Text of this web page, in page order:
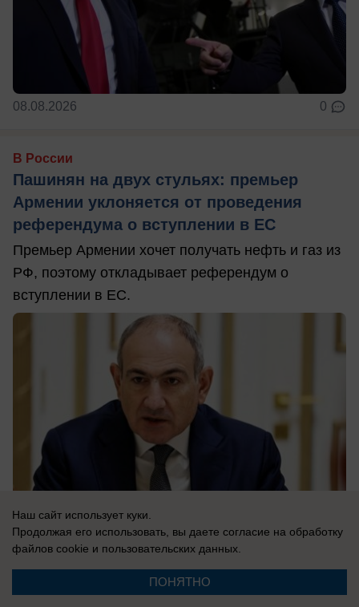
08.08.2026 0
В России
Пашинян на двух стульях: премьер
Армении уклоняется от проведения
референдума о вступлении в ЕС
Премьер Армении хочет получать нефть и газ из
РФ, поэтому откладывает референдум о
вступлении в ЕС.
Наш сайт использует куки.
Продолжая его использовать, вы даете согласие на обработку
файлов cookie и пользовательских данных.
ПОНЯТНО